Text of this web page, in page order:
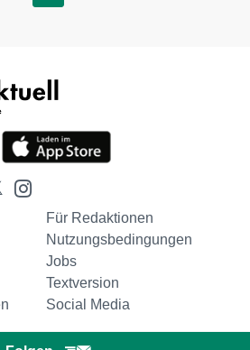
Für Redaktionen
Nutzungsbedingungen
Jobs
Textversion
Social Media